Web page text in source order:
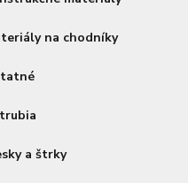
na chodníky
a štrky